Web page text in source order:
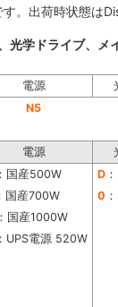
。出荷時状態は
光学ドライブ、
電源
N5
電源
：国産500W D
国産700W 0
：国産1000W
：UPS電源 520W